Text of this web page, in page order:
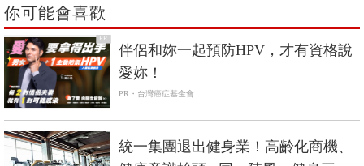
你可能會喜歡
PR
伴侶和妳一起預防HPV，才有資格說
愛妳！
PR・台灣癌症基金會
統一集團退出健身業！高齡化商機、